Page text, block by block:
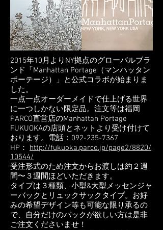
2015年10月よりNY拠点のグローバルブラ
ンド「Manhattan Portage（マンハッタン
ポーテージ）」と公式コラボが始まりま
した。
一点一点オーダーメイドで仕上げる世界
に一つしかない限定品。注文等は福岡
PARCO直営店のManhattan Portage
FUKUOKAの店頭とネットより受け付けて
おります。電話：092-235-7367
HP： http://fukuoka.parco.jp/page2/8820/
10544/
受注形式のため注文からお渡しは約２週
間〜３週間ほどいただきます。
タイプは３種類、小型&大型メッセンジャ
ーバックとリュックサックタイプ。お好
みの希望デザイン等も可能な限り承るの
で、自分だけのバックが欲しい方は是非
ご注文くださいませ！